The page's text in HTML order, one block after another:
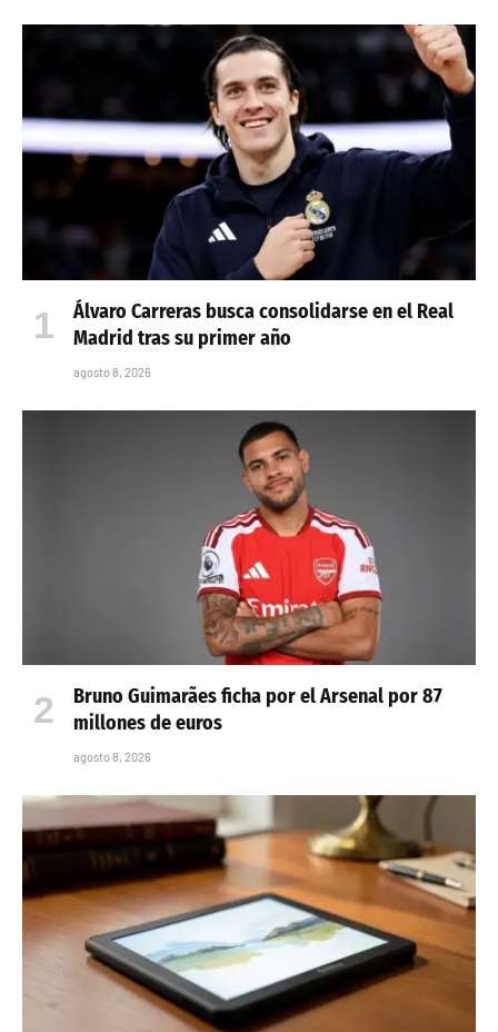
Álvaro Carreras busca consolidarse en el Real
Madrid tras su primer año
agosto 8, 2026
Bruno Guimarães ficha por el Arsenal por 87
millones de euros
agosto 8, 2026